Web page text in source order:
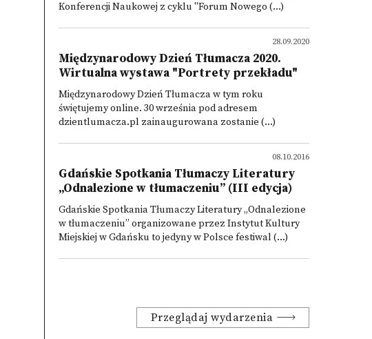
Konferencji Naukowej z cyklu "Forum Nowego (...)
28.09.2020
Międzynarodowy Dzień Tłumacza 2020.
Wirtualna wystawa "Portrety przekładu"
Międzynarodowy Dzień Tłumacza w tym roku
świętujemy online. 30 września pod adresem
dzientlumacza.pl zainaugurowana zostanie (...)
08.10.2016
Gdańskie Spotkania Tłumaczy Literatury
„Odnalezione w tłumaczeniu” (III edycja)
Gdańskie Spotkania Tłumaczy Literatury „Odnalezione
w tłumaczeniu” organizowane przez Instytut Kultury
Miejskiej w Gdańsku to jedyny w Polsce festiwal (...)
Przeglądaj wydarzenia